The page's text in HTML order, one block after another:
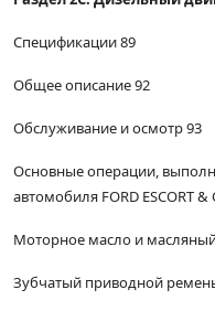
Спецификации 89
Общее описание 92
Обслуживание и осмотр 93
Основные операции,
автомобиля FORD ESCORT &
Моторное масло и
Зубчатый приводной